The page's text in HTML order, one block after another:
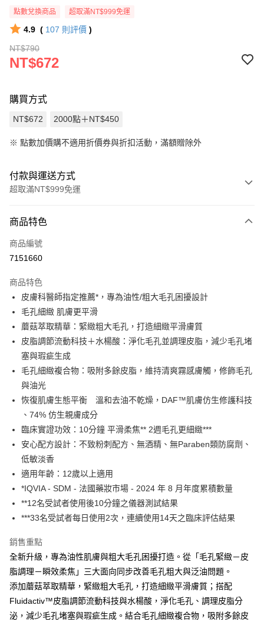
點數兌換商品 超取滿NT$999免運
4.9 ( 107 則評價 )
NT$790
NT$672
購買方式
NT$672 2000點＋NT$450
※ 點數加價購不適用折價券與折扣活動，滿額贈除外
付款與運送方式
超取滿NT$999免運
信用卡一次付款
超商取貨付款
Apple Pay
街口支付
悠遊付
大哥付你分期
相關說明
【大哥付你分期使用說明】
1.本服務由台灣大哥大提供，台灣大哥大用戶可立即使用無須另外申請。
流程，驗證手機門號後，選擇欲分期的期數、繳款截止日，確認付款後即完
成交易。
3.實際核准額度、可分期數及費用金額請依後續交易確認頁面所載為準。
4.訂單成立30分鐘內，如未前往確認交易或遇審核未通過，訂單將自動取
消。如遇「轉專審核」未通過狀況，表示未達大哥付你分期系統評分，恕無
法說明評估內容。
1.分期款項不併入電信帳單，「大哥付你分期」於每月結算日後寄送繳費提
醒簡訊。
2.透過簡訊連結打開帳單後，可選擇「超商條碼／台灣大直營門市／銀行轉
【注意事項】
1.本服務係由「台灣大哥大股份有限公司」（以下簡稱本公司）所提供，讓
用戶於交易時，得透過本服務購買商品或服務，並由商店將買賣／分期付款
買賣價金債權讓與本公司後，依約使用本公司帳單繳交帳款。
2.基於同意付款使用「大哥付你分期」之契約關係目的，商店將以您的個人
資料（包含姓名、電話或地址）提供予台灣大哥大進項蒐集、處理及利用，
由本公司與您本人進行分期帳單所需資料之確認、核對及更正。
3.完整用戶服務條款，請詳閱以下連結： https://oppay.tw/userRule
AFTEE先享後付
相關說明
【關於「AFTEE先享後付」】
AFTEE先享後付是「在收到商品之後才付款」的支付方式。 讓您購物簡單
便利好安心！
１．簡單：不需註冊會員、不需綁卡、不需儲值。
３．安心：先確認商品／服務後，再付款。
【「AFTEE先享後付」結帳流程】
１．於結帳方式選擇「AFTEE先享後付」後，將跳轉至「AFTEE先享後付」
結帳頁面，進行簡訊認證並確認金額後，即可完成結帳。
３．收到繳費通知簡訊後14天內，點擊此簡訊中的連結，可透過四大超商／
ATM／網路銀行／等多元方式進行付款，方視為交易完成。
※ 請注意：結帳手續完成當下不需立刻繳費，但若您需要取消訂單，請聯絡
購買商品的店家。未經商家同意取消之訂單仍視為有效，需透過AFTEE先享
後付繳納相關費用。
是否繳費成功／繳費後需取消欲退款等相關疑問，請聯繫「AFTEE先享後付
客戶支援中心」https://netprotections.freshdesk.com/support/home
ATM付款
運送方式
【全館滿$999免運】_全家取貨付款(約4-7天到貨，不含例假
假日)
每筆NT$60，滿NT$999(含以上)免運費
【全館滿$999免運】_萊爾富取貨付款(約4-7天到貨，不含例
假日)
每筆NT$60，滿NT$999(含以上)免運費
商品特色
商品編號
7151660
商品特色
皮膚科醫師指定推薦*，專為油性/粗大毛孔困擾設計
毛孔細緻 肌膚更平滑
蘑菇萃取精華：緊緻粗大毛孔，打造細緻平滑膚質
皮脂調節流動科技＋水楊酸：淨化毛孔並調理皮脂，減少毛孔堵
塞與瑕疵生成
毛孔細緻複合物：吸附多餘皮脂，維持清爽霧感膚觸，修飾毛孔
與油光
恢復肌膚生態平衡 溫和去油不乾燥，DAF™肌膚仿生修護科技
、74% 仿生親膚成分
臨床實證功效：10分鐘 平滑柔焦** 2週毛孔更細緻***
安心配方設計：不致粉刺配方、無酒精、無Paraben類防腐劑、
低敏淡香
適用年齡：12歲以上適用
*IQVIA - SDM - 法國藥妝市場 - 2024 年 8 月年度累積數量
**12名受試者使用後10分鐘之儀器測試結果
***33名受試者每日使用2次，連續使用14天之臨床評估結果
銷售重點
全新升級，專為油性肌膚與粗大毛孔困擾打造。從「毛孔緊緻－皮
脂調理－瞬效柔焦」三大面向同步改善毛孔粗大與泛油問題。
添加蘑菇萃取精華，緊緻粗大毛孔，打造細緻平滑膚質；搭配
Fluidactiv™皮脂調節流動科技與水楊酸，淨化毛孔、調理皮脂分
泌，減少毛孔堵塞與瑕疵生成。結合毛孔細緻複合物，吸附多餘皮